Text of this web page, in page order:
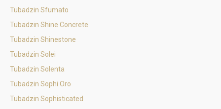
Tubadzin Sfumato
Tubadzin Shine Concrete
Tubadzin Shinestone
Tubadzin Solei
Tubadzin Solenta
Tubadzin Sophi Oro
Tubadzin Sophisticated